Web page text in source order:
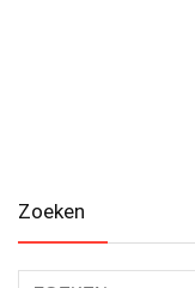
Zoeken